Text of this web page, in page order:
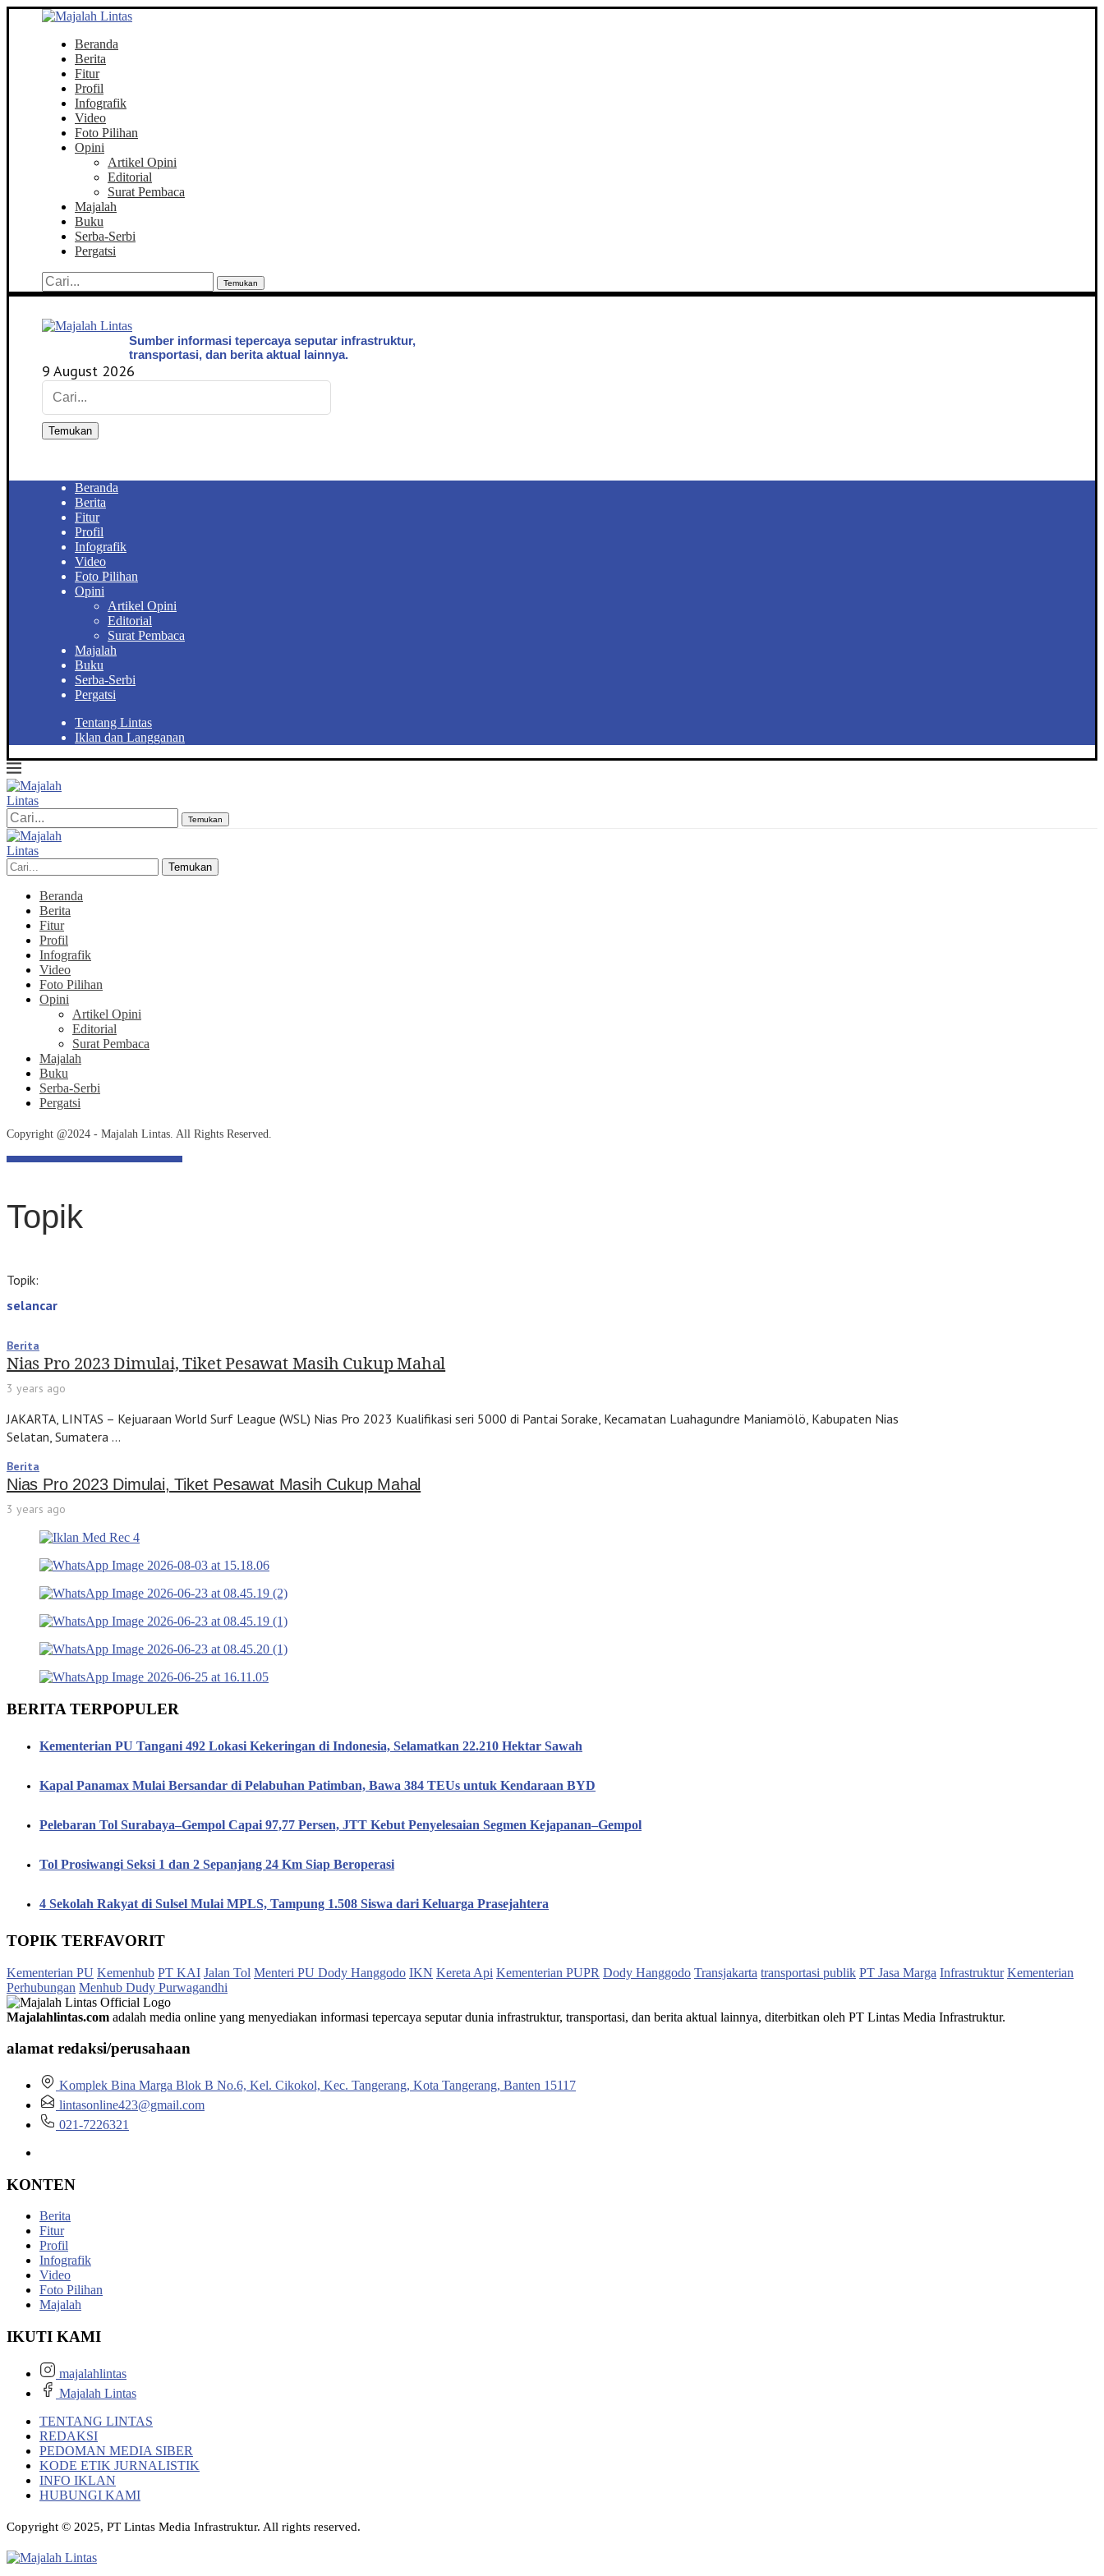
Beranda
Berita
Fitur
Profil
Infografik
Video
Foto Pilihan
Opini
Artikel Opini
Editorial
Surat Pembaca
Majalah
Buku
Serba-Serbi
Pergatsi
Temukan
Sumber informasi tepercaya seputar infrastruktur,
transportasi, dan berita aktual lainnya.
9 August 2026
Temukan
Beranda
Berita
Fitur
Profil
Infografik
Video
Foto Pilihan
Opini
Artikel Opini
Editorial
Surat Pembaca
Majalah
Buku
Serba-Serbi
Pergatsi
Tentang Lintas
Iklan dan Langganan
Temukan
Temukan
Beranda
Berita
Fitur
Profil
Infografik
Video
Foto Pilihan
Opini
Artikel Opini
Editorial
Surat Pembaca
Majalah
Buku
Serba-Serbi
Pergatsi
Copyright @2024 - Majalah Lintas. All Rights Reserved.
Topik
Topik:
selancar
Berita
Nias Pro 2023 Dimulai, Tiket Pesawat Masih Cukup Mahal
3 years ago
JAKARTA, LINTAS – Kejuaraan World Surf League (WSL) Nias Pro 2023 Kualifikasi seri 5000 di Pantai Sorake, Kecamatan Luahagundre Maniamölö, Kabupaten Nias
Selatan, Sumatera …
Berita
Nias Pro 2023 Dimulai, Tiket Pesawat Masih Cukup Mahal
3 years ago
BERITA TERPOPULER
Kementerian PU Tangani 492 Lokasi Kekeringan di Indonesia, Selamatkan 22.210 Hektar Sawah
Kapal Panamax Mulai Bersandar di Pelabuhan Patimban, Bawa 384 TEUs untuk Kendaraan BYD
Pelebaran Tol Surabaya–Gempol Capai 97,77 Persen, JTT Kebut Penyelesaian Segmen Kejapanan–Gempol
Tol Prosiwangi Seksi 1 dan 2 Sepanjang 24 Km Siap Beroperasi
4 Sekolah Rakyat di Sulsel Mulai MPLS, Tampung 1.508 Siswa dari Keluarga Prasejahtera
TOPIK TERFAVORIT
Kementerian PU Kemenhub PT KAI Jalan Tol Menteri PU Dody Hanggodo IKN Kereta Api Kementerian PUPR Dody Hanggodo Transjakarta transportasi publik PT Jasa Marga Infrastruktur Kementerian
Perhubungan Menhub Dudy Purwagandhi
Majalahlintas.com adalah media online yang menyediakan informasi tepercaya seputar dunia infrastruktur, transportasi, dan berita aktual lainnya, diterbitkan oleh PT Lintas Media Infrastruktur.
alamat redaksi/perusahaan
Komplek Bina Marga Blok B No.6, Kel. Cikokol, Kec. Tangerang, Kota Tangerang, Banten 15117
lintasonline423@gmail.com
021-7226321
KONTEN
Berita
Fitur
Profil
Infografik
Video
Foto Pilihan
Majalah
IKUTI KAMI
majalahlintas
Majalah Lintas
TENTANG LINTAS
REDAKSI
PEDOMAN MEDIA SIBER
KODE ETIK JURNALISTIK
INFO IKLAN
HUBUNGI KAMI
Copyright © 2025, PT Lintas Media Infrastruktur. All rights reserved.